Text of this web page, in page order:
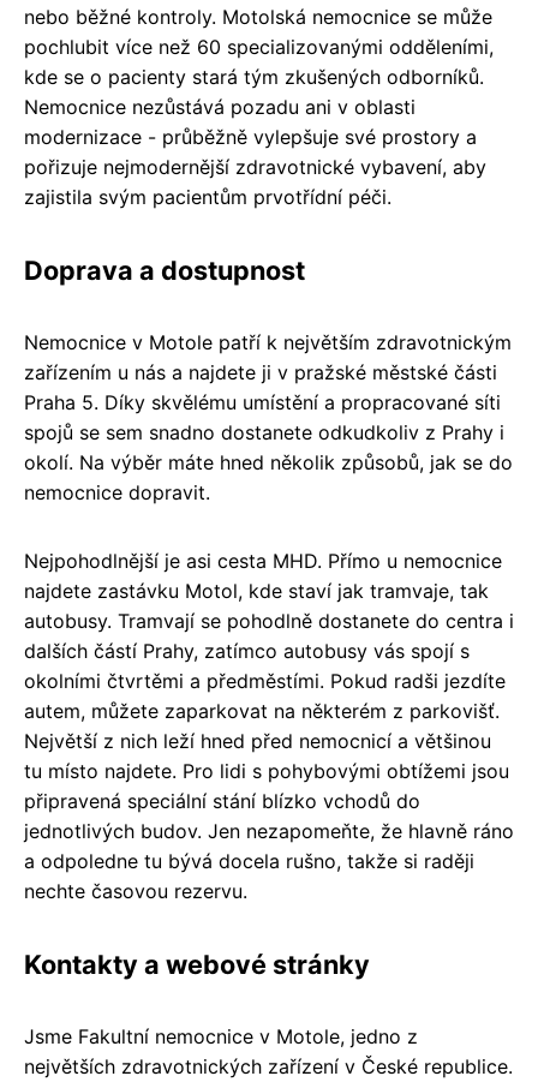
nebo běžné kontroly. Motolská nemocnice se může
pochlubit více než 60 specializovanými odděleními,
kde se o pacienty stará tým zkušených odborníků.
Nemocnice nezůstává pozadu ani v oblasti
modernizace - průběžně vylepšuje své prostory a
pořizuje nejmodernější zdravotnické vybavení, aby
zajistila svým pacientům prvotřídní péči.
Doprava a dostupnost
Nemocnice v Motole patří k největším zdravotnickým
zařízením u nás a najdete ji v pražské městské části
Praha 5. Díky skvělému umístění a propracované síti
spojů se sem snadno dostanete odkudkoliv z Prahy i
okolí. Na výběr máte hned několik způsobů, jak se do
nemocnice dopravit.
Nejpohodlnější je asi cesta MHD. Přímo u nemocnice
najdete zastávku Motol, kde staví jak tramvaje, tak
autobusy. Tramvají se pohodlně dostanete do centra i
dalších částí Prahy, zatímco autobusy vás spojí s
okolními čtvrtěmi a předměstími. Pokud radši jezdíte
autem, můžete zaparkovat na některém z parkovišť.
Největší z nich leží hned před nemocnicí a většinou
tu místo najdete. Pro lidi s pohybovými obtížemi jsou
připravená speciální stání blízko vchodů do
jednotlivých budov. Jen nezapomeňte, že hlavně ráno
a odpoledne tu bývá docela rušno, takže si raději
nechte časovou rezervu.
Kontakty a webové stránky
Jsme Fakultní nemocnice v Motole, jedno z
největších zdravotnických zařízení v České republice.